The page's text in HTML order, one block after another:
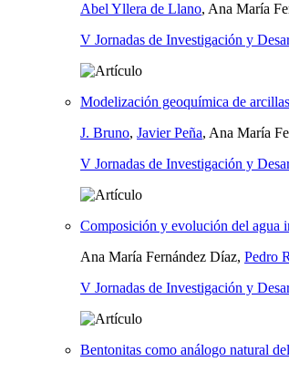
Abel Yllera de Llano, Ana María
V Jornadas de Investigación y
Modelización geoquímica de
J. Bruno, Javier Peña, Ana María
V Jornadas de Investigación y
Composición y evolución del agua
Ana María Fernández Díaz, Pedro
V Jornadas de Investigación y
Bentonitas como análogo natural